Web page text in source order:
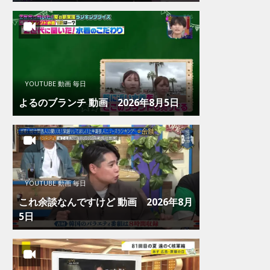
YOUTUBE 動画 毎日
よるのブランチ 動画 2026年8月5日
YOUTUBE 動画 毎日
これ余談なんですけど 動画 2026年8月
5日